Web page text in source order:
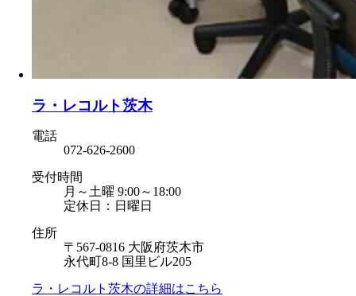
ラ・レコルト茨木
電話
072-626-2600
受付時間
月～土曜 9:00～18:00
定休日：日曜日
住所
〒567-0816 大阪府茨木市
永代町8-8 国里ビル205
ラ・レコルト茨木の詳細はこちら